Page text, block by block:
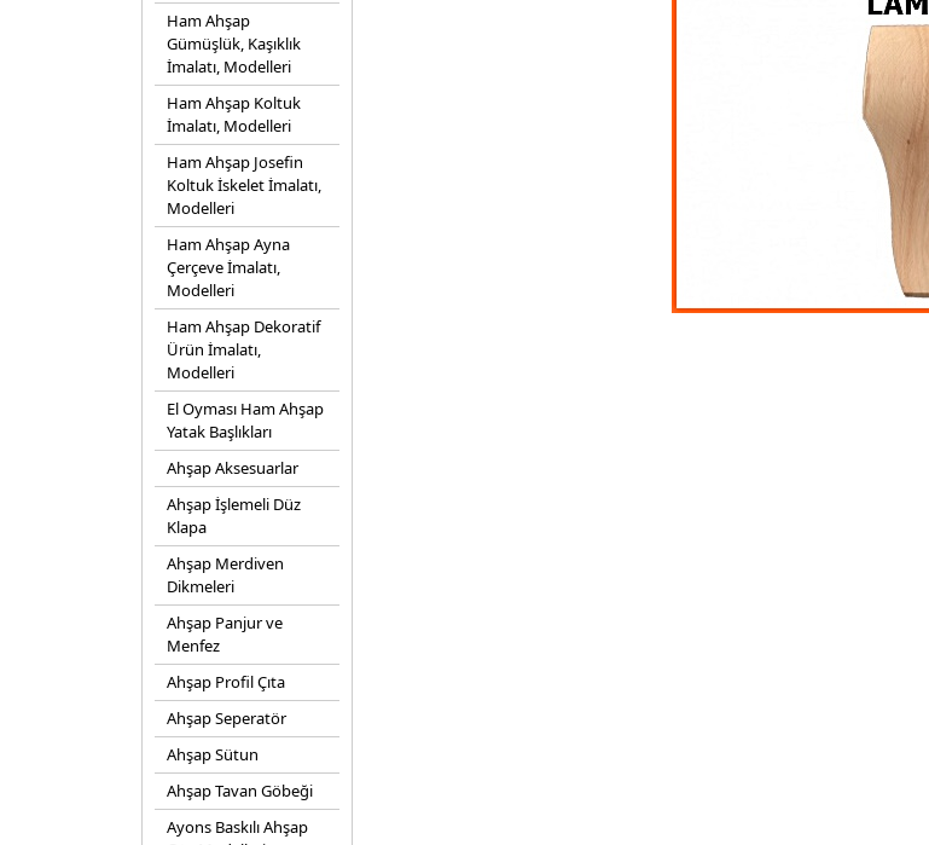
Ham Ahşap
Gümüşlük, Kaşıklık
İmalatı, Modelleri
Ham Ahşap Koltuk
İmalatı, Modelleri
Ham Ahşap Josefin
Koltuk İskelet İmalatı,
Modelleri
Ham Ahşap Ayna
Çerçeve İmalatı,
Modelleri
Ham Ahşap Dekoratif
Ürün İmalatı,
Modelleri
El Oyması Ham Ahşap
Yatak Başlıkları
Ahşap Aksesuarlar
Ahşap İşlemeli Düz
Klapa
Ahşap Merdiven
Dikmeleri
Ahşap Panjur ve
Menfez
Ahşap Profil Çıta
Ahşap Seperatör
Ahşap Sütun
Ahşap Tavan Göbeği
Ayons Baskılı Ahşap